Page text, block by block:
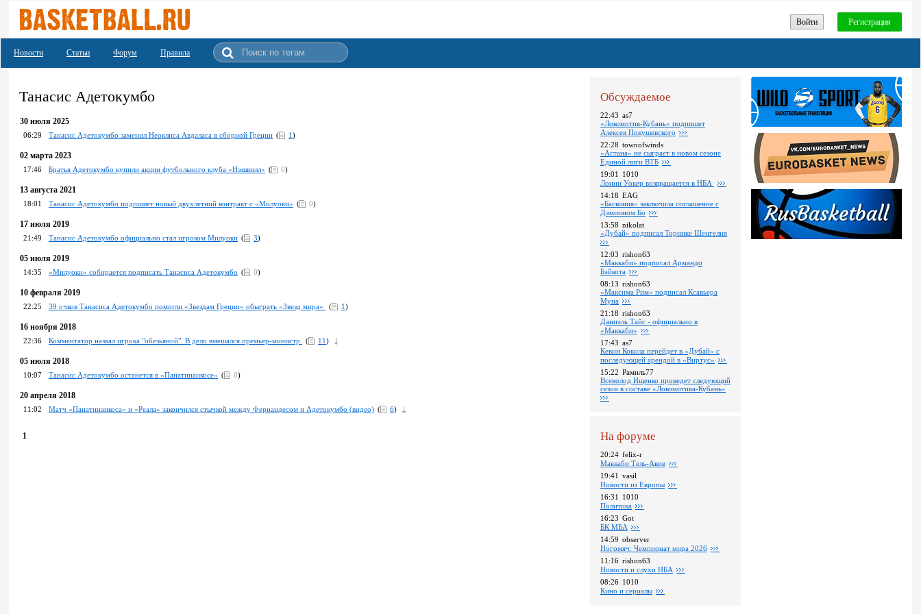
Войти Регистрация
Новости Статьи Форум Правила
Танасис Адетокумбо
30 июля 2025
06:29 Танасис Адетокумбо заменил Неоклиса Авдаласа в сборной Греции ( 1)
02 марта 2023
17:46 Братья Адетокумбо купили акции футбольного клуба «Нэшвилл» ( 0)
13 августа 2021
18:01 Танасис Адетокумбо подпишет новый двухлетний контракт с «Милуоки» ( 0)
17 июля 2019
21:49 Танасис Адетокумбо официально стал игроком Милуоки ( 3)
05 июля 2019
14:35 «Милуоки» собирается подписать Танасиса Адетокумбо ( 0)
10 февраля 2019
22:25 39 очков Танасиса Адетокумбо помогли «Звездам Греции» обыграть «Звезд мира» ( 1)
16 ноября 2018
22:36 Комментатор назвал игрока "обезьяной". В дело вмешался премьер-министр ( 11)
05 июля 2018
10:07 Танасис Адетокумбо останется в «Панатинаикосе» ( 0)
20 апреля 2018
11:02 Матч «Панатинаикоса» и «Реала» закончился стычкой между Фернандесом и Адетокумбо (видео) ( 6)
1
Обсуждаемое
22:43 as7
«Локомотив-Кубань» подпишет
Алексея Покушевского
22:28 townofwinds
«Астана» не сыграет в новом сезоне
Единой лиги ВТБ
19:01
1010
Лонни Уокер возвращается в НБА
14:18 EAG
«Баскония» заключила соглашение с
Дэмионом Бо
13:58 nikolat
«Дубай» подписал Торнике Шенгелия
12:03 rishon63
«Маккаби» подписал Армандо
Бэйкота
08:13 rishon63
«Максима Рим» подписал Ксавьера
Муна
21:18 rishon63
Даниэль Тайс - официально в
«Маккаби»
17:43 as7
Кевин Кокила перейдет в «Дубай» с
последующей арендой в «Виртус»
15:22 Рамиль77
Всеволод Ищенко проведет следующий
сезон в составе «Локомотива-Кубань»
На форуме
20:24 felix-r
Маккаби Тель-Авив
19:41 vasil
Новости из Европы
16:31
1010
Политика
16:23 Got
БК МБА
14:59 observer
Ногомяч: Чемпионат мира 2026
11:16 rishon63
Новости и слухи НБА
08:26 1010
Кино и сериалы